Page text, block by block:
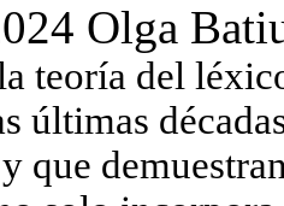
Olga
teoría del
últimas
que